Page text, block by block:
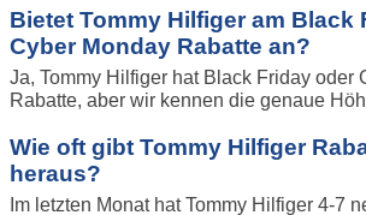
Bietet Tommy Hilfiger am Black
Cyber Monday Rabatte an?
Ja, Tommy Hilfiger hat Black Friday oder
Rabatte, aber wir kennen die genaue
Wie oft gibt Tommy Hilfiger
heraus?
Im letzten Monat hat Tommy Hilfiger 4-7